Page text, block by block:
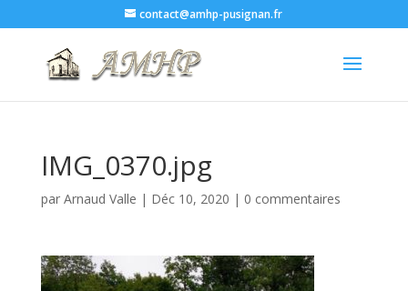
contact@amhp-pusignan.fr
IMG_0370.jpg
par Arnaud Valle | Déc 10, 2020 | 0 commentaires